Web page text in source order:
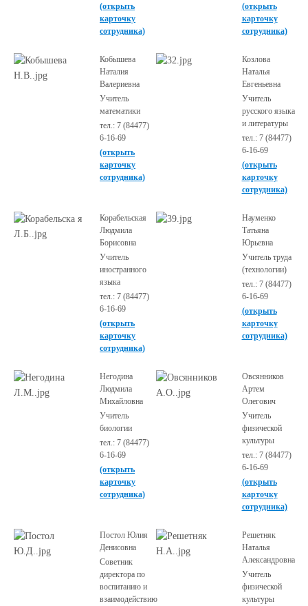
(открыть
карточку
сотрудника)
(открыть
карточку
сотрудника)
Кобышева
Наталия
Валериевна
Учитель
математики
тел.: 7 (84477)
6-16-69
(открыть
карточку
сотрудника)
Козлова
Наталья
Евгеньевна
Учитель
русского языка
и литературы
тел.: 7 (84477)
6-16-69
(открыть
карточку
сотрудника)
Корабельская
Людмила
Борисовна
Учитель
иностранного
языка
тел.: 7 (84477)
6-16-69
(открыть
карточку
сотрудника)
Науменко
Татьяна
Юрьевна
Учитель труда
(технологии)
тел.: 7 (84477)
6-16-69
(открыть
карточку
сотрудника)
Негодина
Людмила
Михайловна
Учитель
биологии
тел.: 7 (84477)
6-16-69
(открыть
карточку
сотрудника)
Овсянников
Артем
Олегович
Учитель
физической
культуры
тел.: 7 (84477)
6-16-69
(открыть
карточку
сотрудника)
Постол Юлия
Денисовна
Советник
директора по
воспитанию и
взаимодействию
Решетняк
Наталья
Александровна
Учитель
физической
культуры